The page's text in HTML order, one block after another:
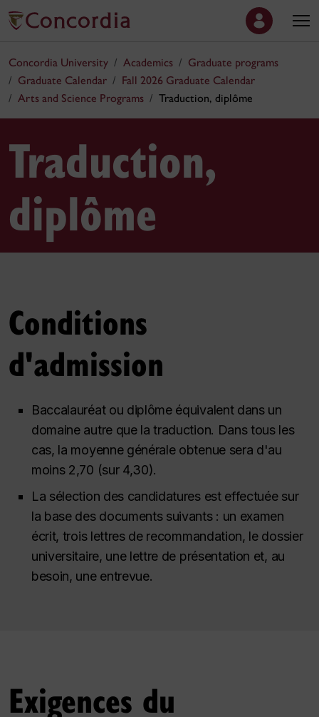
Concordia University Academics
Graduate programs
Graduate Calendar
Fall 2026 Graduate Calendar
Arts and Science Programs
Traduction, diplôme
Traduction,
diplôme
Conditions
d'admission
Baccalauréat ou diplôme équivalent dans un
domaine autre que la traduction. Dans tous les
cas, la moyenne générale obtenue sera d'au
moins 2,70 (sur 4,30).
La sélection des candidatures est effectuée sur
la base des documents suivants : un examen
écrit, trois lettres de recommandation, le dossier
universitaire, une lettre de présentation et, au
besoin, une entrevue.
Exigences du